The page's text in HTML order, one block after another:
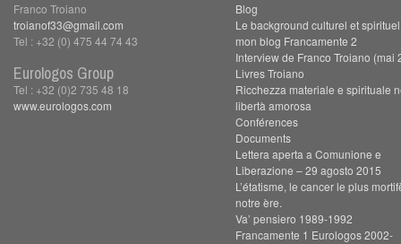
Franco Troiano
troianof33@gmail.com
Tel : +32 (0) 475 44 74 43
Eurologos Group
Tel : +32 (0)2 735 48 18
www.eurologos.com
Blog
Le background culturel et
mon blog Francamente 2
Interview de Franco Troiano (mai
Livres Troiano
Ricchezza materiale e spirituale
libertà amorosa
Conférences
Documents
Lettera aperta a Comunione e
Liberazione – 29 agosto 2015
L’étatisme, le cancer le plus
notre ère.
Va’ pensiero 1989-1992
Francamente 1 Eurologos 2002-